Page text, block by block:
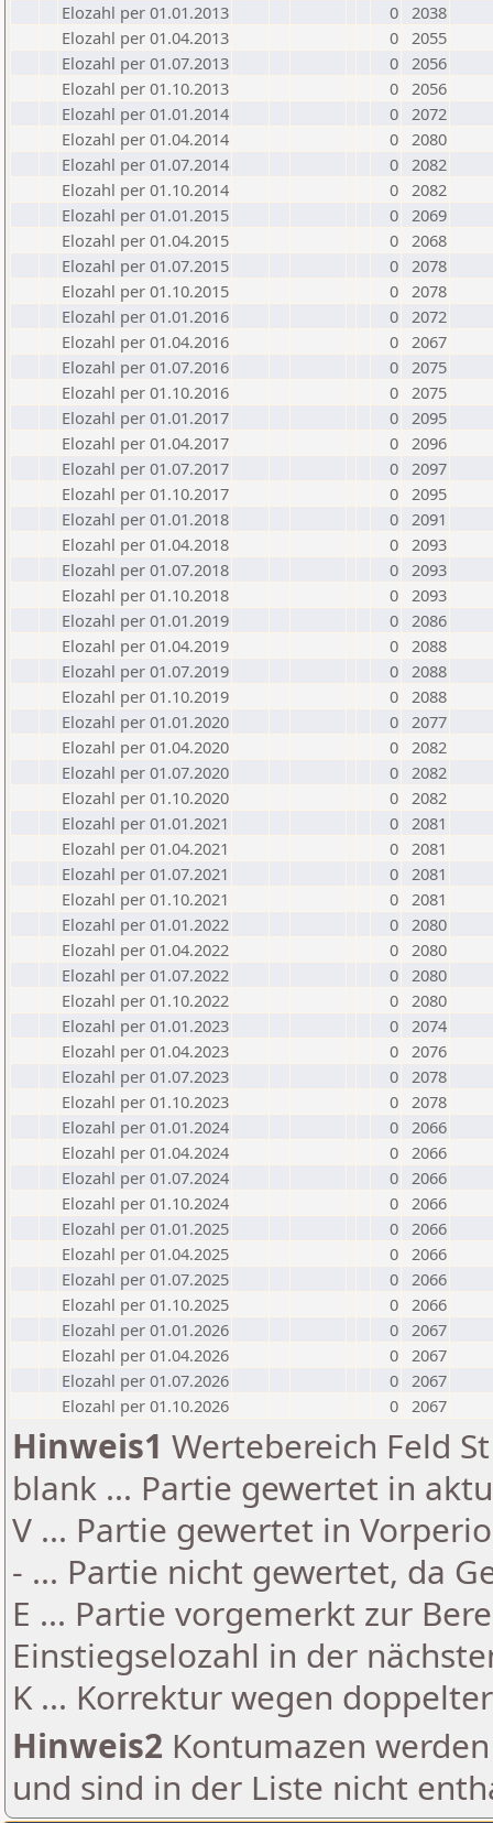
Elozahl per 01.01.2013
0 2038
Elozahl per 01.04.2013
0 2055
Elozahl per 01.07.2013
0 2056
Elozahl per 01.10.2013
0 2056
Elozahl per 01.01.2014
0 2072
Elozahl per 01.04.2014
0 2080
Elozahl per 01.07.2014
0 2082
Elozahl per 01.10.2014
0 2082
Elozahl per 01.01.2015
0 2069
Elozahl per 01.04.2015
0 2068
Elozahl per 01.07.2015
0 2078
Elozahl per 01.10.2015
0 2078
Elozahl per 01.01.2016
0 2072
Elozahl per 01.04.2016
0 2067
Elozahl per 01.07.2016
0 2075
Elozahl per 01.10.2016
0 2075
Elozahl per 01.01.2017
0 2095
Elozahl per 01.04.2017
0 2096
Elozahl per 01.07.2017
0 2097
Elozahl per 01.10.2017
0 2095
Elozahl per 01.01.2018
0 2091
Elozahl per 01.04.2018
0 2093
Elozahl per 01.07.2018
0 2093
Elozahl per 01.10.2018
0 2093
Elozahl per 01.01.2019
0 2086
Elozahl per 01.04.2019
0 2088
Elozahl per 01.07.2019
0 2088
Elozahl per 01.10.2019
0 2088
Elozahl per 01.01.2020
0 2077
Elozahl per 01.04.2020
0 2082
Elozahl per 01.07.2020
0 2082
Elozahl per 01.10.2020
0 2082
Elozahl per 01.01.2021
0 2081
Elozahl per 01.04.2021
0 2081
Elozahl per 01.07.2021
0 2081
Elozahl per 01.10.2021
0 2081
Elozahl per 01.01.2022
0 2080
Elozahl per 01.04.2022
0 2080
Elozahl per 01.07.2022
0 2080
Elozahl per 01.10.2022
0 2080
Elozahl per 01.01.2023
0 2074
Elozahl per 01.04.2023
0 2076
Elozahl per 01.07.2023
0 2078
Elozahl per 01.10.2023
0 2078
Elozahl per 01.01.2024
0 2066
Elozahl per 01.04.2024
0 2066
Elozahl per 01.07.2024
0 2066
Elozahl per 01.10.2024
0 2066
Elozahl per 01.01.2025
0 2066
Elozahl per 01.04.2025
0 2066
Elozahl per 01.07.2025
0 2066
Elozahl per 01.10.2025
0 2066
Elozahl per 01.01.2026
0 2067
Elozahl per 01.04.2026
0 2067
Elozahl per 01.07.2026
0 2067
Elozahl per 01.10.2026
0 2067
Hinweis1 Wertebereich Feld
blank ... Partie gewertet in
V ... Partie gewertet in
- ... Partie nicht gewertet, da
E ... Partie vorgemerkt zur
Einstiegselozahl in der
K ... Korrektur wegen
Hinweis2 Kontumazen
und sind in der Liste nicht